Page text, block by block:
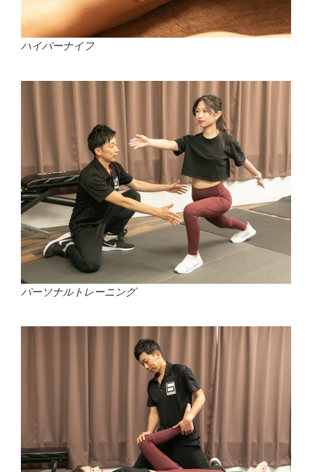
ハイパーナイフ
パーソナルトレーニング